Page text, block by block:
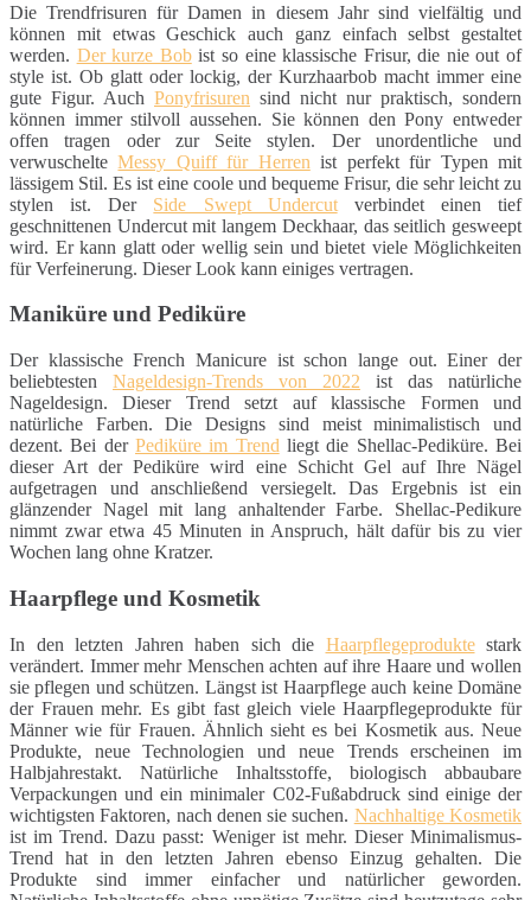
Die Trendfrisuren für Damen in diesem Jahr sind vielfältig und
können mit etwas Geschick auch ganz einfach selbst gestaltet
werden. Der kurze Bobist so eine klassische Frisur, die nie out of
style ist. Ob glatt oder lockig, der Kurzhaarbob macht immer eine
gute Figur. Auch Ponyfrisuren sind nicht nur praktisch, sondern
können immer stilvoll aussehen. Sie können den Pony entweder
offen tragen oder zur Seite stylen. Der unordentliche und
verwuschelteMessy Quiff für Herren ist perfekt für Typen mit
lässigem Stil. Es ist eine coole und bequeme Frisur, die sehr leicht zu
stylen ist. Der Side Swept Undercutverbindet einen tief
geschnittenen Undercut mit langem Deckhaar, das seitlich gesweept
wird. Er kann glatt oder wellig sein und bietet viele Möglichkeiten
für Verfeinerung. Dieser Look kann einiges vertragen.
Maniküre und Pediküre
Der klassische French Manicure ist schon lange out. Einer der
beliebtesten Nageldesign-Trends von 2022 ist das natürliche
Nageldesign. Dieser Trend setzt auf klassische Formen und
natürliche Farben. Die Designs sind meist minimalistisch und
dezent. Bei der Pediküre im Trend liegt die Shellac-Pediküre. Bei
dieser Art der Pediküre wird eine Schicht Gel auf Ihre Nägel
aufgetragen und anschließend versiegelt. Das Ergebnis ist ein
glänzender Nagel mit lang anhaltender Farbe. Shellac-Pedikure
nimmt zwar etwa 45 Minuten in Anspruch, hält dafür bis zu vier
Wochen lang ohne Kratzer.
Haarpflege und Kosmetik
In den letzten Jahren haben sich die Haarpflegeproduktestark
verändert. Immer mehr Menschen achten auf ihre Haare und wollen
sie pflegen und schützen. Längst ist Haarpflege auch keine Domäne
der Frauen mehr. Es gibt fast gleich viele Haarpflegeprodukte für
Männer wie für Frauen. Ähnlich sieht es bei Kosmetik aus. Neue
Produkte, neue Technologien und neue Trends erscheinen im
Halbjahrestakt. Natürliche Inhaltsstoffe, biologisch abbaubare
Verpackungen und ein minimaler C02-Fußabdruck sind einige der
wichtigsten Faktoren, nach denen sie suchen. Nachhaltige Kosmetik
ist im Trend. Dazu passt: Weniger ist mehr. Dieser Minimalismus-
Trend hat in den letzten Jahren ebenso Einzug gehalten. Die
Produkte sind immer einfacher und natürlicher geworden.